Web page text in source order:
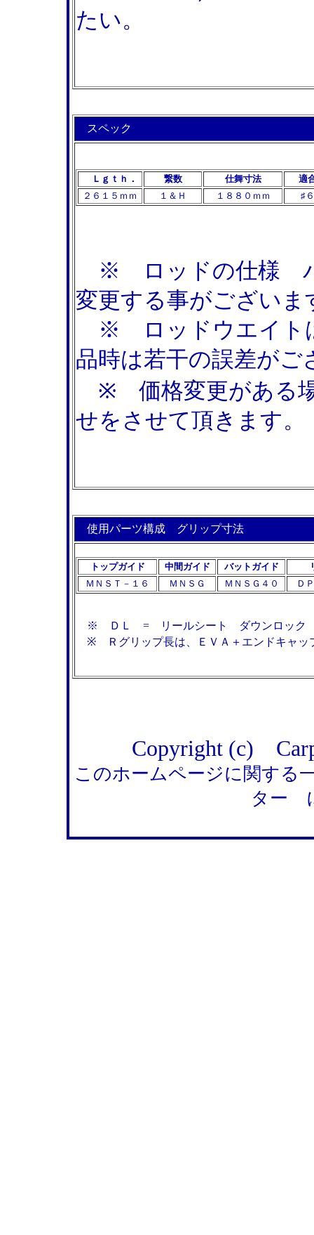
たい。
スペック
Ｌｇｔｈ． 繋数 仕舞寸法
適
２６１５ｍｍ
１＆Ｈ １８８０ｍｍ ♯
※ ロッドの仕様 パ
変更する事がございま
※ ロッドウエイト
品時は若干の誤差が
※ 価格変更がある場
せをさせて頂きます。
使用パーツ構成 グリップ寸法
トップガイド 中間ガイド バットガイド
ＭＮＳＴ－１６
ＭＮＳＧ ＭＮＳＧ４０ Ｄ
※ ＤＬ = リールシート ダウンロック
※ Ｒグリップ長は、ＥＶＡ＋エンドキャッ
Copyright (c)
このホームページに関す
ター